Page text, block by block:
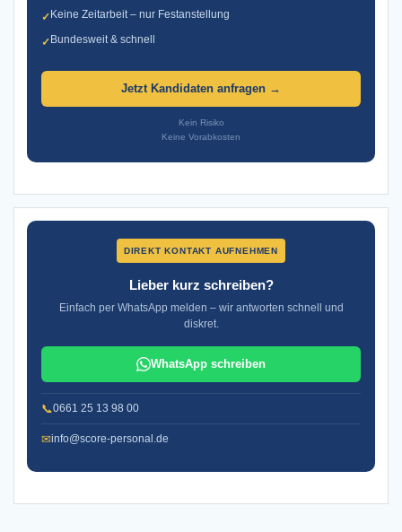
✓ Keine Zeitarbeit – nur Festanstellung
✓ Bundesweit & schnell
Jetzt Kandidaten anfragen →
Kein Risiko
Keine Vorabkosten
DIREKT KONTAKT AUFNEHMEN
Lieber kurz schreiben?
Einfach per WhatsApp melden – wir antworten schnell und
diskret.
WhatsApp schreiben
📞0661 25 13 98 00
✉info@score-personal.de